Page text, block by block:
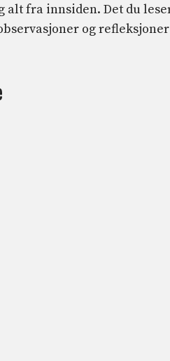
fra innsiden. Det du
og refleksjoner